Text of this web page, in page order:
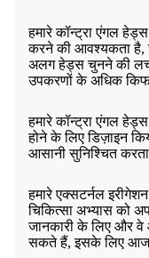
हमारे कॉन्ट्रा एंगल
करने की आवश्यकता है,
अलग हेड्स चुनने की
उपकरणों के अधिक
हमारे कॉन्ट्रा एंगल
होने के लिए डिज़ाइन
आसानी सुनिश्चित
हमारे एक्सटर्नल
चिकित्सा अभ्यास को
जानकारी के लिए और
सकते हैं, इसके लिए आज